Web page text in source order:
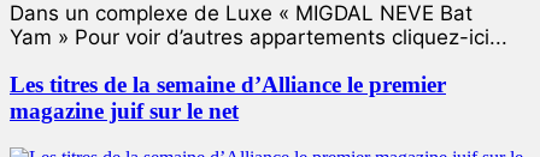
Dans un complexe de Luxe « MIGDAL NEVE Bat
Yam » Pour voir d’autres appartements cliquez-ici...
Les titres de la semaine d’Alliance le premier
magazine juif sur le net